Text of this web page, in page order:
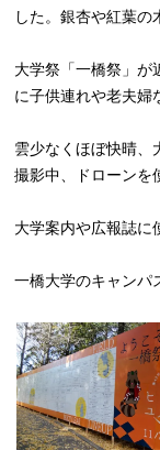
した。銀杏や紅葉の
大学祭「一橋祭」が
に子供連れや老夫婦
雲少なくほぼ快晴、
撮影中、ドローンを
大学案内や広報誌に
一橋大学のキャンパ